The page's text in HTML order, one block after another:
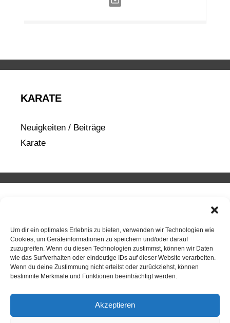
Um dir ein optimales Erlebnis zu bieten, verwenden wir Technologien wie
Cookies, um Geräteinformationen zu speichern und/oder darauf
zuzugreifen. Wenn du diesen Technologien zustimmst, können wir Daten
wie das Surfverhalten oder eindeutige IDs auf dieser Website verarbeiten.
Wenn du deine Zustimmung nicht erteilst oder zurückziehst, können
bestimmte Merkmale und Funktionen beeinträchtigt werden.
Akzeptieren
KARATE
Neuigkeiten / Beiträge
Karate